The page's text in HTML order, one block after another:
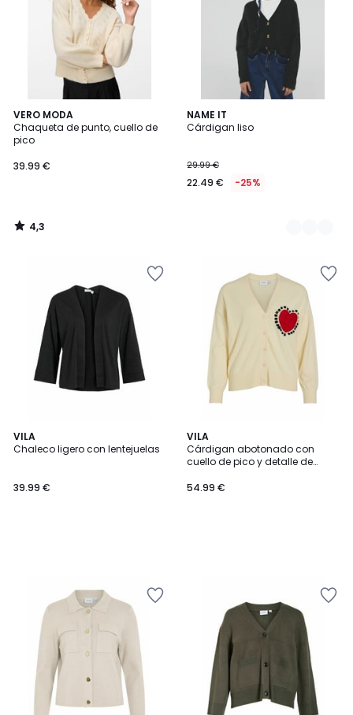
VERO MODA
Chaqueta de punto, cuello de
pico
39.99 €
4,3
/ 5
4,3
/
NAME IT
Cárdigan liso
29.99 €
22.49 € -25%
2
Colores
VILA
Chaleco ligero con lentejuelas
39.99 €
VILA
Cárdigan abotonado con
cuello de pico y detalle de
54.99 €